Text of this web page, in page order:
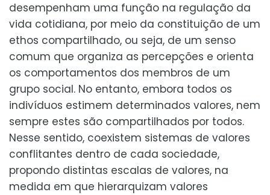
desempenham uma função na regulação da
vida cotidiana, por meio da constituição de um
ethos compartilhado, ou seja, de um senso
comum que organiza as percepções e orienta
os comportamentos dos membros de um
grupo social. No entanto, embora todos os
indivíduos estimem determinados valores, nem
sempre estes são compartilhados por todos.
Nesse sentido, coexistem sistemas de valores
conflitantes dentro de cada sociedade,
propondo distintas escalas de valores, na
medida em que hierarquizam valores